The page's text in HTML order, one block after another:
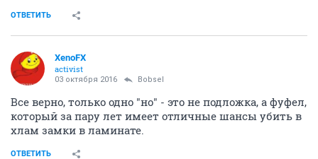
ОТВЕТИТЬ
XenoFX
activist
03 октября 2016 Bobsel
Все верно, только одно "но" - это не подложка, а фуфел,
который за пару лет имеет отличные шансы убить в
хлам замки в ламинате.
ОТВЕТИТЬ